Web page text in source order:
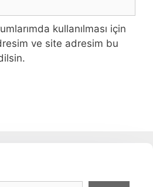
kullanılması için
ve site adresim bu